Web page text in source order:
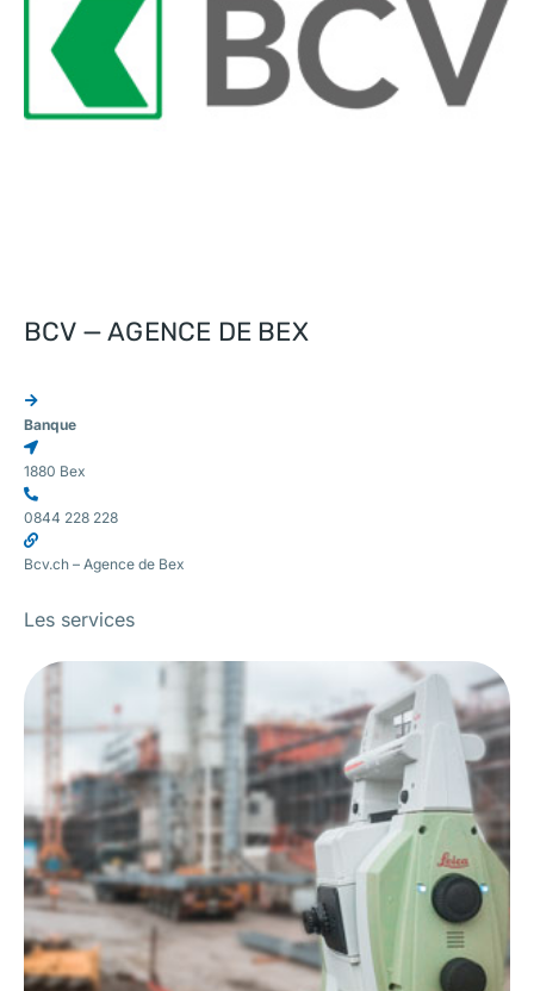
BCV — AGENCE DE BEX
Banque
1880 Bex
0844 228 228
Bcv.ch – Agence de Bex
Les services